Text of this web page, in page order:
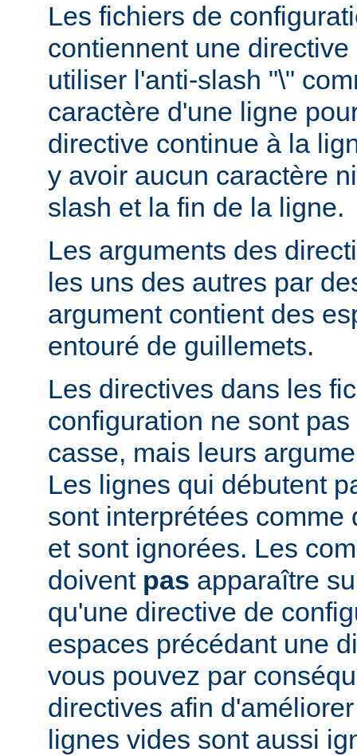
Les fichiers de
contiennent une
utiliser l'anti-slash "\"
caractère d'une ligne
directive continue à la
y avoir aucun caractère
slash et la fin de la ligne.
Les arguments des
les uns des autres par
argument contient des
entouré de guillemets.
Les directives dans les
configuration ne sont
casse, mais leurs
Les lignes qui débutent
sont interprétées comme
et sont ignorées. Les
doivent pas apparaître
qu'une directive de
espaces précédant une
vous pouvez par
directives afin
lignes vides sont aussi